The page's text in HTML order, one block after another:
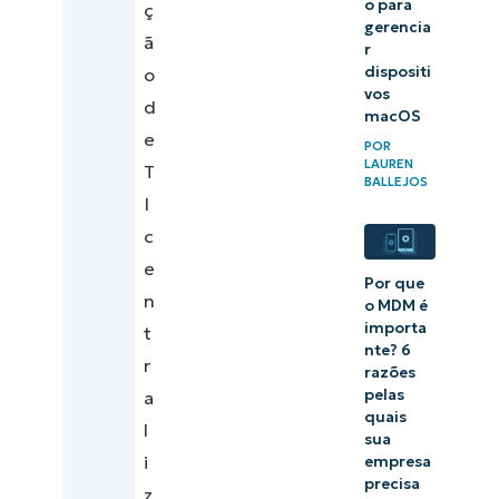
MDM
ç
ã
o
d
e
T
I
c
e
n
t
r
a
l
i
z
o para
gerencia
r
dispositi
vos
macOS
POR
LAUREN
BALLEJOS
Por que
o MDM é
importa
nte? 6
razões
pelas
quais
sua
empresa
precisa